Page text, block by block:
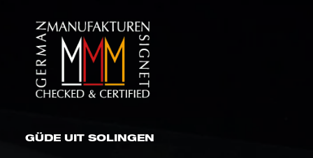
GÜDE UIT SOLINGEN